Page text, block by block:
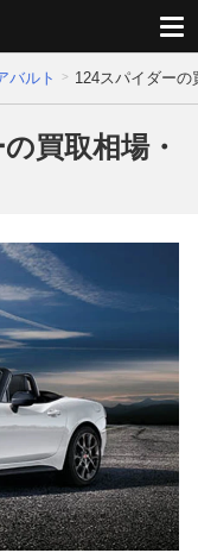
バルト 124スパイダー
買取相場・